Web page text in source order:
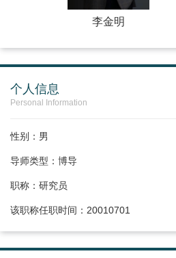
李金明
个人信息
Personal Information
性别：男
导师类型：博导
职称：研究员
该职称任职时间：20010701